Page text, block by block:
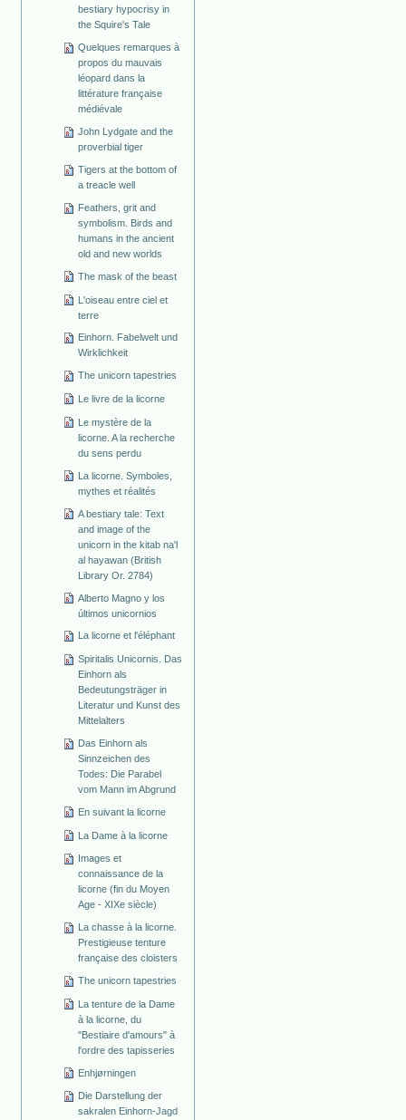
bestiary hypocrisy in
the Squire's Tale
Quelques remarques à
propos du mauvais
léopard dans la
littérature française
médiévale
John Lydgate and the
proverbial tiger
Tigers at the bottom of
a treacle well
Feathers, grit and
symbolism. Birds and
humans in the ancient
old and new worlds
The mask of the beast
L'oiseau entre ciel et
terre
Einhorn. Fabelwelt und
Wirklichkeit
The unicorn tapestries
Le livre de la licorne
Le mystère de la
licorne. A la recherche
du sens perdu
La licorne. Symboles,
mythes et réalités
A bestiary tale: Text
and image of the
unicorn in the kitab na'l
al hayawan (British
Library Or. 2784)
Alberto Magno y los
últimos unicornios
La licorne et l'éléphant
Spiritalis Unicornis. Das
Einhorn als
Bedeutungsträger in
Literatur und Kunst des
Mittelalters
Das Einhorn als
Sinnzeichen des
Todes: Die Parabel
vom Mann im Abgrund
En suivant la licorne
La Dame à la licorne
Images et
connaissance de la
licorne (fin du Moyen
Age - XIXe siècle)
La chasse à la licorne.
Prestigieuse tenture
française des cloisters
The unicorn tapestries
La tenture de la Dame
à la licorne, du
"Bestiaire d'amours" à
l'ordre des tapisseries
Enhjørningen
Die Darstellung der
sakralen Einhorn-Jagd